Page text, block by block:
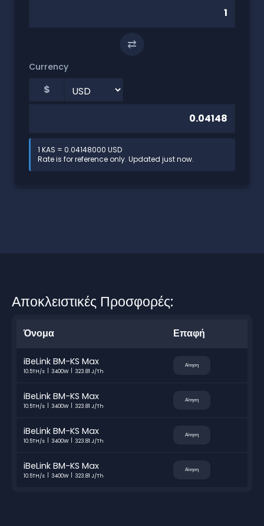
⇄
Currency
$
1 KAS = 0.04148000 USD
Rate is for reference only. Updated just now.
Αποκλειστικές Προσφορές:
Όνομα Επαφή
iBeLink BM-KS Max
10.5TH/s 3400W 323.81 J/Th
Αίτηση
iBeLink BM-KS Max
10.5TH/s 3400W 323.81 J/Th
Αίτηση
iBeLink BM-KS Max
10.5TH/s 3400W 323.81 J/Th
Αίτηση
iBeLink BM-KS Max
10.5TH/s 3400W 323.81 J/Th
Αίτηση